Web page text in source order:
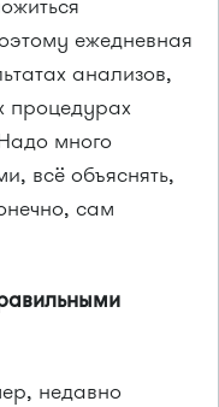
ежедневная
анализов,
процедурах
много
всё объяснять,
сам
недавно